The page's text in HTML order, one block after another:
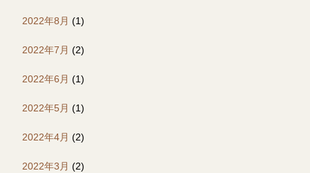
2022年8月 (1)
2022年7月 (2)
2022年6月 (1)
2022年5月 (1)
2022年4月 (2)
2022年3月 (2)